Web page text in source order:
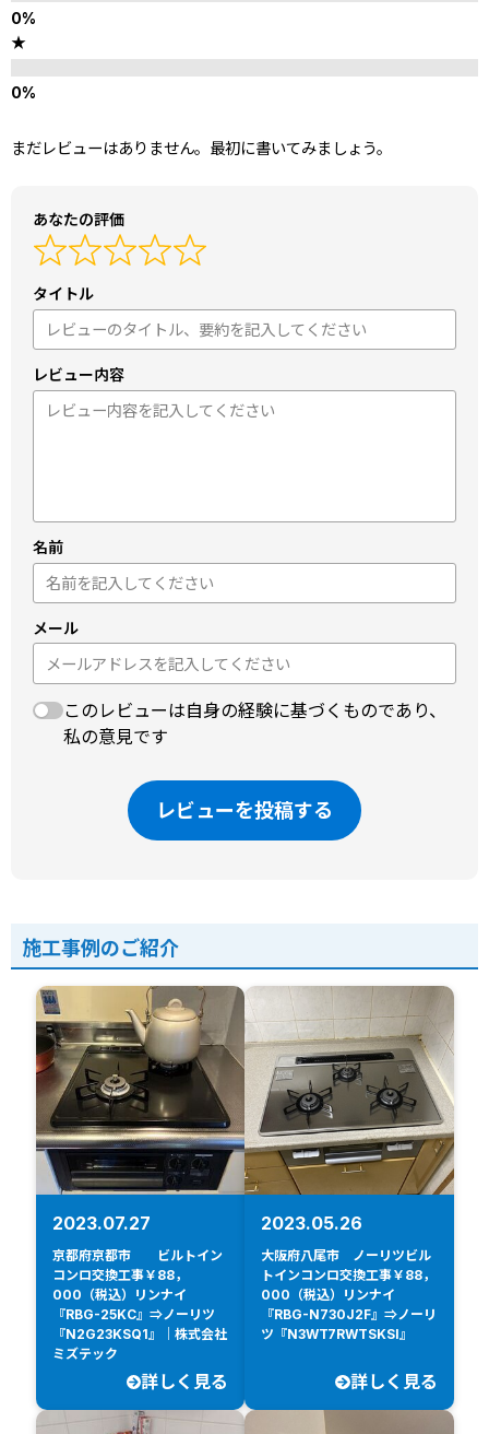
★
まだレビューはありません。最初に書いてみましょう。
あなたの評価
タイトル
レビュー内容
名前
メール
このレビューは自身の経験に基づくものであり、
私の意見です
レビューを投稿する
施工事例のご紹介
2023.07.27
京都府京都市 ビルトイン
コンロ交換工事￥88，
000（税込）リンナイ
『RBG-25KC』⇒ノーリツ
『N2G23KSQ1』｜株式会社
ミズテック
詳しく見る
2023.05.26
大阪府八尾市 ノーリツビル
トインコンロ交換工事￥88，
000（税込）リンナイ
『RBG-N730J2F』⇒ノーリ
ツ『N3WT7RWTSKSI』
詳しく見る